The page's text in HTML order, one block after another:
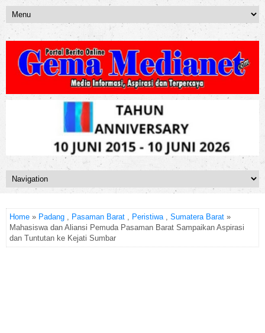
Home » Padang , Pasaman Barat , Peristiwa, Sumatera Barat »
Mahasiswa dan Aliansi Pemuda Pasaman Barat Sampaikan Aspirasi
dan Tuntutan ke Kejati Sumbar